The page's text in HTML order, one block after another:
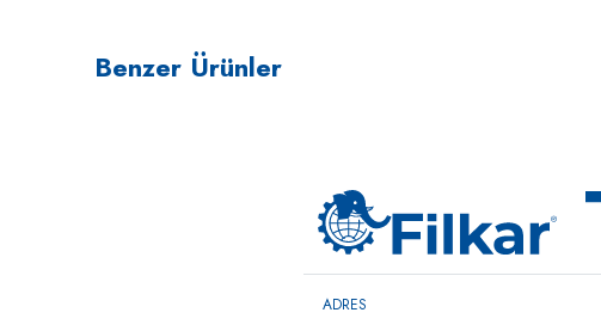
Benzer Ürünler
ADRES